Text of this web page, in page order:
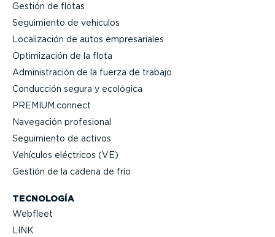
Gestión de flotas
Seguimiento de vehículos
Locali­zación de autos empre­sa­riales
Optimi­zación de la flota
Adminis­tración de la fuerza de trabajo
Conducción segura y ecológica
PREMIUM.connect
Navegación profesional
Seguimiento de activos
Vehículos eléctricos (VE)
Gestión de la cadena de frío
TECNOLOGÍA
Webfleet
LINK